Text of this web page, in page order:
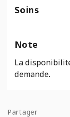
Soins
Note
La
demande.
Partager